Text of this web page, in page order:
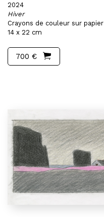
2024
Hiver
Crayons de couleur sur papier
14 x 22 cm
700 €